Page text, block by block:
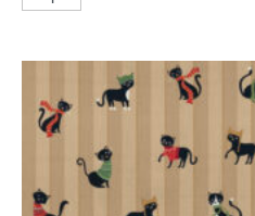
schelpen
schilderij
schilderijen
schotse ruit